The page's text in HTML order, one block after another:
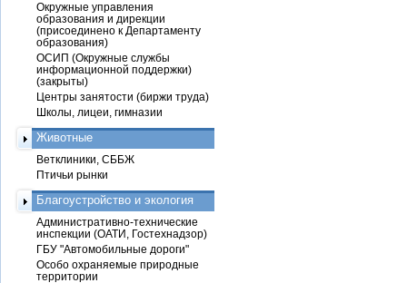
Окружные управления
образования и дирекции
(присоединено к Департаменту
образования)
ОСИП (Окружные службы
информационной поддержки)
(закрыты)
Центры занятости (биржи труда)
Школы, лицеи, гимназии
Животные
Ветклиники, СББЖ
Птичьи рынки
Благоустройство и экология
Административно-технические
инспекции (ОАТИ, Гостехнадзор)
ГБУ "Автомобильные дороги"
Особо охраняемые природные
территории